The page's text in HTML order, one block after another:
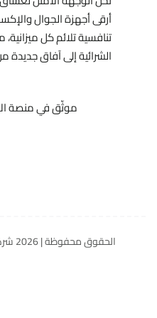
أرقى أجهزة الجوال
تنافسية تلائم كل
الشرائية إلى آفاق جديدة
موثّق في منصة
الحقوق محفوظة | 2026